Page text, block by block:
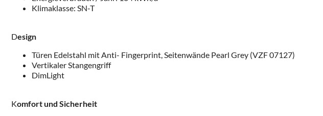
Klimaklasse: SN-T
Design
Türen Edelstahl mit Anti- Fingerprint, Seitenwände Pearl Grey (VZF 07127)
Vertikaler Stangengriff
DimLight
Komfort und Sicherheit